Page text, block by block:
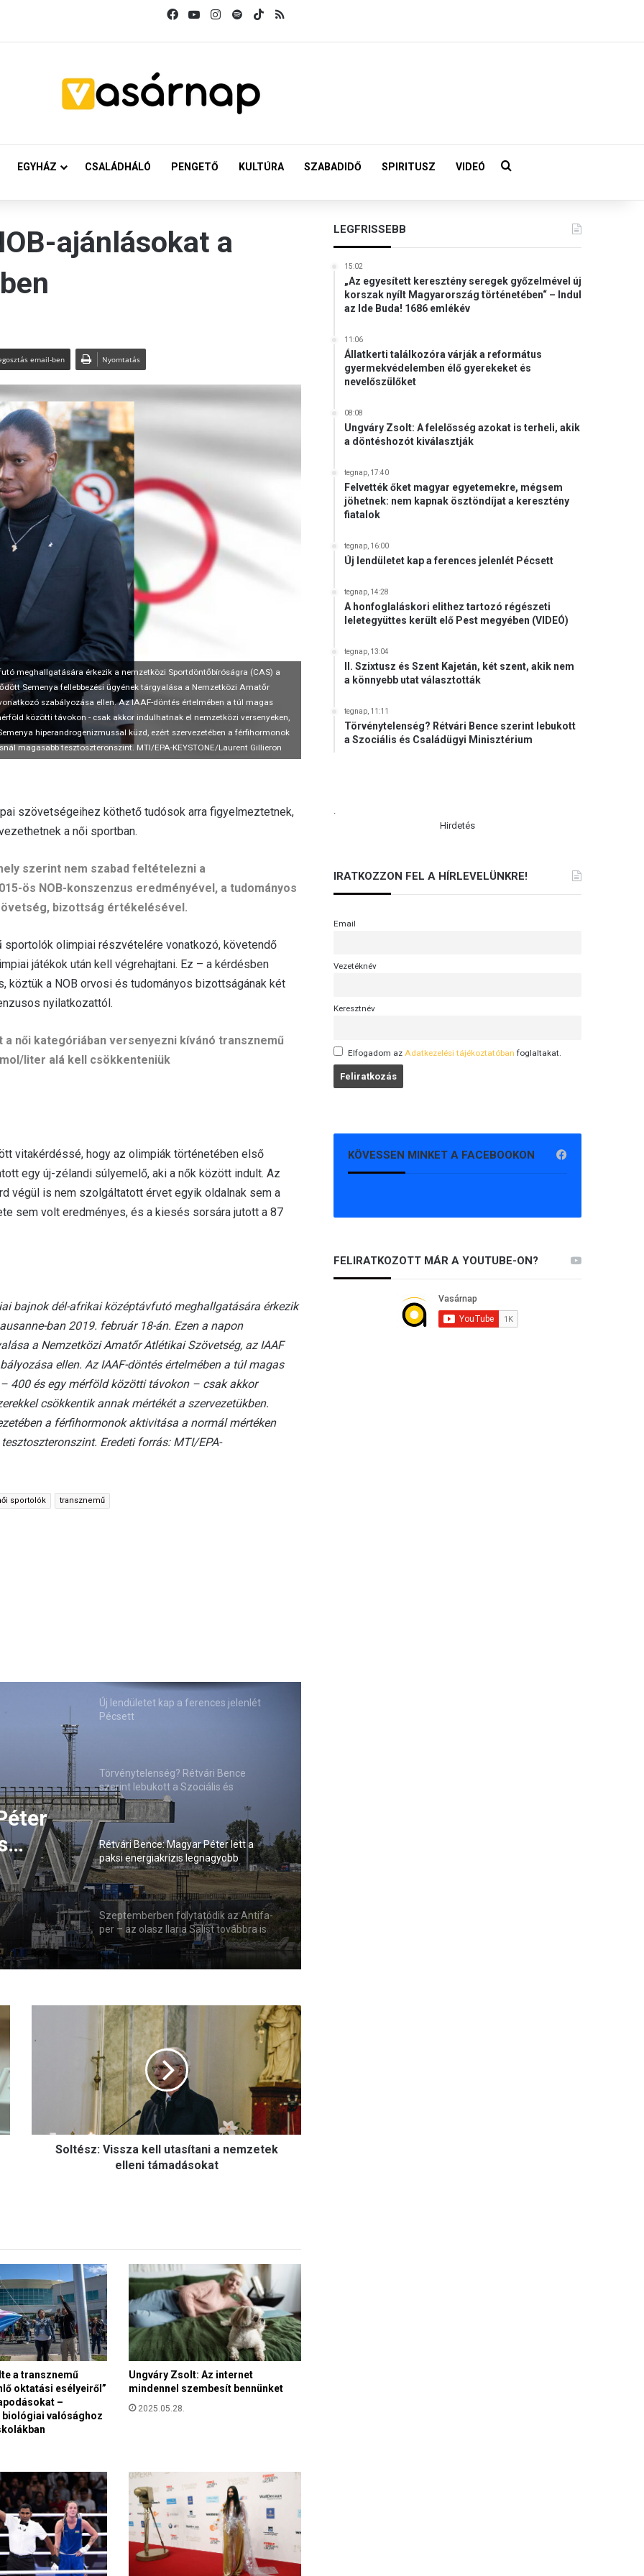
FacebookYouTubeInstagram
SpotifyTikTok
EGYHÁZ CSALÁDHÁLÓ PENGETŐ KULTÚRA SZABADIDŐ SPIRITUSZ VIDEÓ Keresés:
ajánlásokat a
email-ben Nyomtatás
meghallgatására érkezik a nemzetközi Sportdöntőbíróságra (CAS) a
Semenya fellebbezési ügyének tárgyalása a Nemzetközi Amatőr
szabályozása ellen. Az IAAF-döntés értelmében a túl magas
közötti távokon - csak akkor indulhatnak el nemzetközi versenyeken,
hiperandrogenizmussal küzd, ezért szervezetében a férfihormonok
magasabb tesztoszteronszint. MTI/EPA-KEYSTONE/Laurent Gillieron
szövetségeihez köthető tudósok arra figyelmeztetnek,
a női sportban.
szerint nem szabad feltételezni a
ös NOB-konszenzus eredményével, a tudományos
bizottság értékelésével.
olimpiai részvételére vonatkozó, követendő
játékok után kell végrehajtani. Ez – a kérdésben
a NOB orvosi és tudományos bizottságának két
nyilatkozattól.
női kategóriában versenyezni kívánó transznemű
liter alá kell csökkenteniük
vitakérdéssé, hogy az olimpiák történetében első
egy új-zélandi súlyemelő, aki a nők között indult. Az
végül is nem szolgáltatott érvet egyik oldalnak sem a
sem volt eredményes, és a kiesés sorsára jutott a 87
bajnok dél-afrikai középtávfutó meghallgatására érkezik
ban 2019. február 18-án. Ezen a napon
a Nemzetközi Amatőr Atlétikai Szövetség, az IAAF
ellen. Az IAAF-döntés értelmében a túl magas
400 és egy mérföld közötti távokon – csak akkor
csökkentik annak mértékét a szervezetükben.
a férfihormonok aktivitása a normál mértéken
Eredeti forrás: MTI/EPA-
sportolók transznemű
Új lendületet kap a ferences jelenlét
Pécsett
Törvénytelenség? Rétvári Bence
szerint lebukott a Szociális és
Családügyi Minisztérium
Rétvári Bence: Magyar Péter lett a
paksi energiakrízis legnagyobb
rémhírterjesztője (VIDEÓ)
Szeptemberben folytatódik az Antifa-
per – az olasz Ilaria Salist továbbra is
mentelmi jog védi
V
t
a
s
í
t
a
n
i
a
n
z
e
t
e
k
e
l
Soltész: Vissza kell utasítani a nemzetek
elleni támadásokat
a transznemű
oktatási esélyeiről”
–
biológiai valósághoz
Ungváry Zsolt: Az internet
mindennel szembesít bennünket
2025.05.28.
LEGFRISSEBB
15:02
„Az egyesített keresztény seregek győzelmével új
korszak nyílt Magyarország történetében“ – Indul
az Ide Buda! 1686 emlékév
11:06
Állatkerti találkozóra várják a református
gyermekvédelemben élő gyerekeket és
nevelőszülőket
08:08
Ungváry Zsolt: A felelősség azokat is terheli, akik
a döntéshozót kiválasztják
tegnap, 17:40
Felvették őket magyar egyetemekre, mégsem
jöhetnek: nem kapnak ösztöndíjat a keresztény
fiatalok
tegnap, 16:00
Új lendületet kap a ferences jelenlét Pécsett
tegnap, 14:28
A honfoglaláskori elithez tartozó régészeti
leletegyüttes került elő Pest megyében (VIDEÓ)
tegnap, 13:04
II. Szixtusz és Szent Kajetán, két szent, akik nem
a könnyebb utat választották
tegnap, 11:11
Törvénytelenség? Rétvári Bence szerint lebukott
a Szociális és Családügyi Minisztérium
.
Hirdetés
IRATKOZZON FEL A HÍRLEVELÜNKRE!
Email
Vezetéknév
Keresztnév
Elfogadom az Adatkezelési tájékoztatóban foglaltakat.
KÖVESSEN MINKET A FACEBOOKON
FELIRATKOZOTT MÁR A YOUTUBE-ON?